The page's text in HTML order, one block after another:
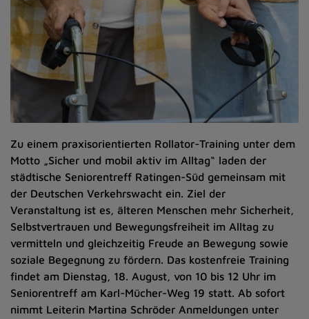
Zu einem praxisorientierten Rollator-Training unter dem
Motto „Sicher und mobil aktiv im Alltag“ laden der
städtische Seniorentreff Ratingen-Süd gemeinsam mit
der Deutschen Verkehrswacht ein. Ziel der
Veranstaltung ist es, älteren Menschen mehr Sicherheit,
Selbstvertrauen und Bewegungsfreiheit im Alltag zu
vermitteln und gleichzeitig Freude an Bewegung sowie
soziale Begegnung zu fördern. Das kostenfreie Training
findet am Dienstag, 18. August, von 10 bis 12 Uhr im
Seniorentreff am Karl-Mücher-Weg 19 statt. Ab sofort
nimmt Leiterin Martina Schröder Anmeldungen unter